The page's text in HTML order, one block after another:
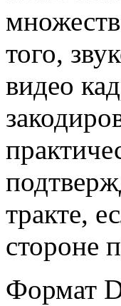
того,
видео
тракте,
стороне
Формат